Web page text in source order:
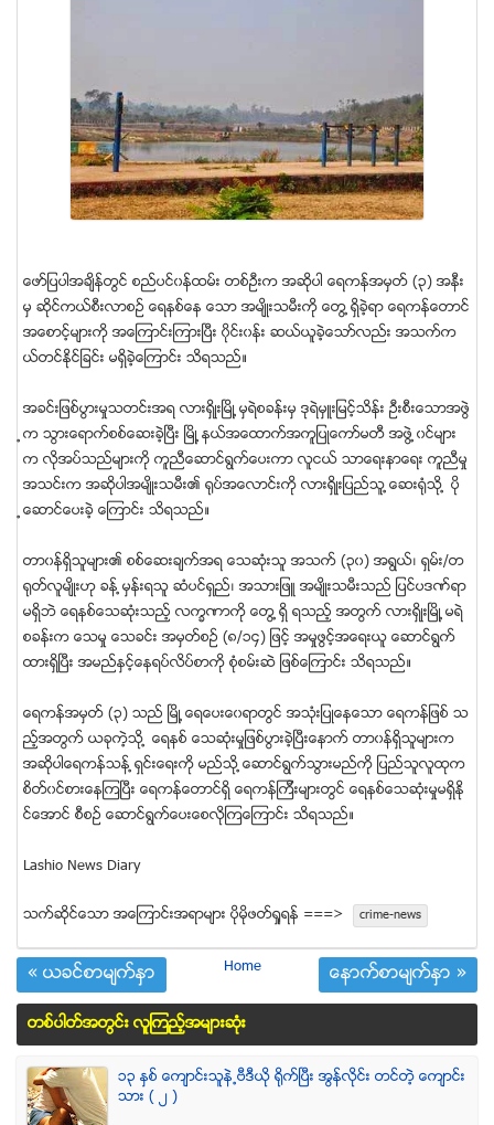
ေဖာ္ျပပါအခ်ိန္တြင္ စည္ပင္၀န္ထမ္း တစ္ဦးက အဆိုပါ ေရကန္အမွတ္ (၃) အနီး
မွ ဆိုင္ကယ္စီးလာစဥ္ ေရနစ္ေန ေသာ အမ်ိဳးသမီးကို ေတြ ့ရွိခဲ့ရာ ေရကန္ေတာင္
အေစာင့္မ်ားကို အေၾကာင္းၾကားျပီး ၀ိုင္း၀န္း ဆယ္ယူခဲ့ေသာ္လည္း အသက္က
ယ္တင္ႏိုင္ျခင္း မရွိခဲ့ေၾကာင္း သိရသည္။
အခင္းျဖစ္ပြားမႈသတင္းအရ လားရွိဳးျမိဳ ့မွရဲစခန္းမွ ဒုရဲမွဴးျမင့္သိန္း ဦးစီးေသာအဖြဲ
့က သြားေရာက္စစ္ေဆးခဲ့ျပီး ျမိဳ ့နယ္အေထာက္အကူျပဳေကာ္မတီ အဖြဲ ့၀င္မ်ား
က လိုအပ္သည္မ်ားကို ကူညီေဆာင္ရြက္ေပးကာ လူငယ္ သာေရးနာေရး ကူညီမႈ
အသင္းက အဆိုပါအမ်ိဳးသမီး၏ ရုပ္အေလာင္းကို လားရွိဳးျပည္သူ ့ေဆးရံုသို ့ ပို
့ေဆာင္ေပးခဲ့ ေၾကာင္း သိရသည္။
တာ၀န္ရွိသူမ်ား၏ စစ္ေဆးခ်က္အရ ေသဆံုးသူ အသက္ (၃၀) အရြယ္၊ ရွမ္း/တ
ရုတ္လူမ်ိဳးဟု ခန္ ့မွန္းရသူ ဆံပင္ရွည္၊ အသားျဖဴ အမ်ိဳးသမီးသည္ ျပင္ပဒဏ္ရာ
မရွိဘဲ ေရနစ္ေသဆံုးသည့္ လကၡဏာကို ေတြ ့ရွိ ရသည့္ အတြက္ လားရွိဳးျမိဳ ့မရဲ
စခန္းက ေသမႈ ေသခင္း အမွတ္စဥ္ (၈/၁၄) ျဖင့္ အမႈဖြင့္အေရးယူ ေဆာင္ရြက္
ထားရွိျပီး အမည္ႏွင့္ေနရပ္လိပ္စာကို စံုစမ္းဆဲ ျဖစ္ေၾကာင္း သိရသည္။
ေရကန္အမွတ္ (၃) သည္ ျမိဳ ့ေရေပးေ၀ရာတြင္ အသံုးျပဳေနေသာ ေရကန္ျဖစ္ သ
ည့္အတြက္ ယခုကဲ့သို ့ ေရနစ္ ေသဆံုးမႈျဖစ္ပြားခဲ့ျပီးေနာက္ တာ၀န္ရွိသူမ်ားက
အဆိုပါေရကန္သန္ ့ရွင္းေရးကို မည္သို ့ေဆာင္ရြက္သြားမည္ကို ျပည္သူလူထုက
စိတ္၀င္စားေနၾကျပီး ေရကန္ေတာင္ရွိ ေရကန္ၾကီးမ်ားတြင္ ေရနစ္ေသဆံုးမႈမရွိႏို
င္ေအာင္ စီစဥ္ ေဆာင္ရြက္ေပးေစလိုၾကေၾကာင္း သိရသည္။
Lashio News Diary
သက္ဆုိင္ေသာ အေၾကာင္းအရာမ်ား ပုိမုိဖတ္ရႈရန္ ===> crime-news
« ယခင္စာမ်က္ႏွာ Home ေနာက္စာမ်က္ႏွာ »
တစ္ပါတ္အတြင္း လူၾကည့္အမ်ားဆံုး
၁၃ ႏွစ္ ေက်ာင္းသူနဲ႕ဗီဒီယို ရိုက္ျပီး အြန္လိုင္း တင္တဲ့ ေက်ာင္း
သား ( ၂ )